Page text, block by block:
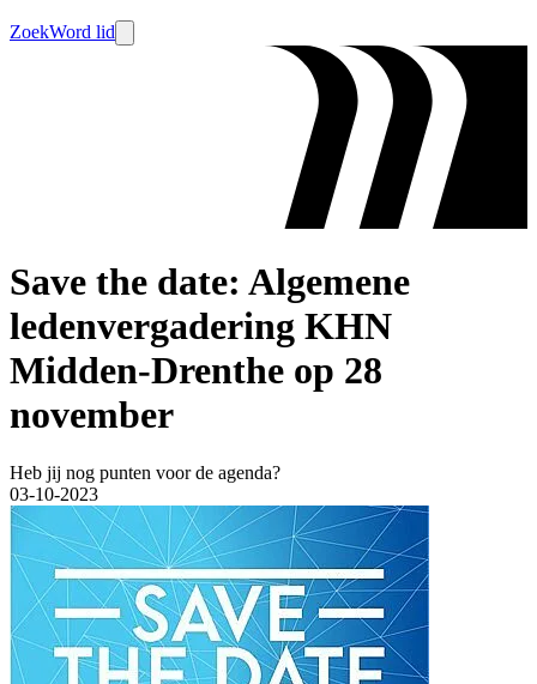
ZoekWord lid
Save the date: Algemene
ledenvergadering KHN
Midden-Drenthe op 28
november
Heb jij nog punten voor de agenda?
03-10-2023